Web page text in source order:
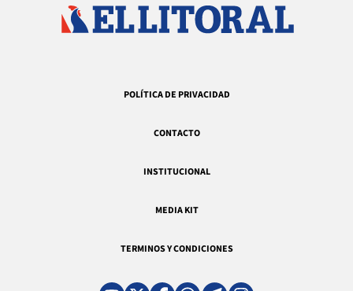
POLÍTICA DE PRIVACIDAD
CONTACTO
INSTITUCIONAL
MEDIA KIT
TERMINOS Y CONDICIONES